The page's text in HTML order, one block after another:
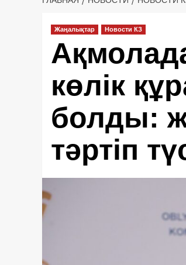
Жаңалықтар Новости КЗ
көлік
болды:
тәртіп